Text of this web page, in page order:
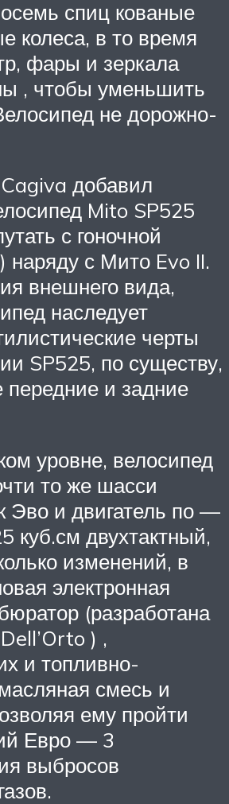
спиц кованые
колеса, в то время
фары и зеркала
, чтобы уменьшить
не дорожно-
добавил
Mito SP525
с гоночной
с Мито Evo II.
внешнего вида,
наследует
черты
SP525, по существу,
передние и задние
уровне, велосипед
то же шасси
Эво и двигатель по —
куб.см двухтактный,
изменений, в
электронная
(разработана
) ,
и топливно-
смесь и
ему пройти
Евро — 3
выбросов